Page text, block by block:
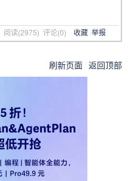
阅读(2975) 评论(0) 收藏 举报
刷新页面 返回顶部